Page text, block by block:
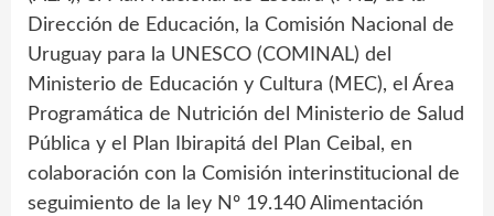
Dirección de Educación, la Comisión Nacional de
Uruguay para la UNESCO (COMINAL) del
Ministerio de Educación y Cultura (MEC), el Área
Programática de Nutrición del Ministerio de Salud
Pública y el Plan Ibirapitá del Plan Ceibal, en
colaboración con la Comisión interinstitucional de
seguimiento de la ley Nº 19.140 Alimentación